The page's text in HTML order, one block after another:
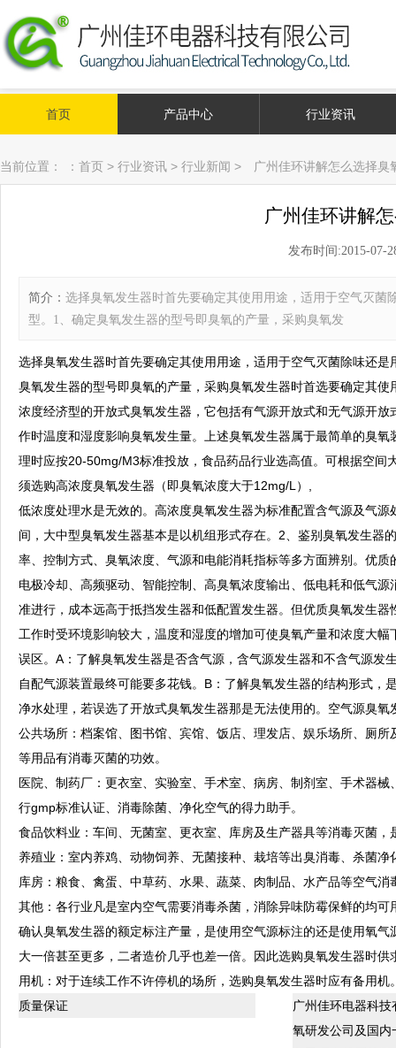
首页 产品中心 行业资讯
当前位置： ： 首页 > 行业资讯 > 行业新闻 > 广州佳环讲解怎么选择臭
广州佳环讲解
发布时间:2015-07-
简介： 选择臭氧发生器时首先要确定其使用用途，适用于空气灭
型。1、确定臭氧发生器的型号即臭氧的产量，采购臭氧发
选择臭氧发生器时首先要确定其使用用途，适用于空气灭菌除味还
臭氧发生器的型号即臭氧的产量，采购臭氧发生器时首选要确定其
浓度经济型的开放式臭氧发生器，它包括有气源开放式和无气源开
作时温度和湿度影响臭氧发生量。上述臭氧发生器属于最简单的臭
理时应按20-50mg/M3标准投放，食品药品行业选高值。可根据空
须选购高浓度臭氧发生器（即臭氧浓度大于12mg/L）,
低浓度处理水是无效的。高浓度臭氧发生器为标准配置含气源及气
间，大中型臭氧发生器基本是以机组形式存在。2、鉴别臭氧发生器
率、控制方式、臭氧浓度、气源和电能消耗指标等多方面辨别。优
电极冷却、高频驱动、智能控制、高臭氧浓度输出、低电耗和低气
准进行，成本远高于抵挡发生器和低配置发生器。但优质臭氧发生
工作时受环境影响较大，温度和湿度的增加可使臭氧产量和浓度大
误区。A：了解臭氧发生器是否含气源，含气源发生器和不含气源
自配气源装置最终可能要多花钱。B：了解臭氧发生器的结构形式
净水处理，若误选了开放式臭氧发生器那是无法使用的。空气源臭氧
公共场所：档案馆、图书馆、宾馆、饭店、理发店、娱乐场所、厕
等用品有消毒灭菌的功效。
医院、制药厂：更衣室、实验室、手术室、病房、制剂室、手术器
行gmp标准认证、消毒除菌、净化空气的得力助手。
食品饮料业：车间、无菌室、更衣室、库房及生产器具等消毒灭菌
养殖业：室内养鸡、动物饲养、无菌接种、栽培等出臭消毒、杀菌净
库房：粮食、禽蛋、中草药、水果、蔬菜、肉制品、水产品等空气消
其他：各行业凡是室内空气需要消毒杀菌，消除异味防霉保鲜的均可
确认臭氧发生器的额定标注产量，是使用空气源标注的还是使用氧
大一倍甚至更多，二者造价几乎也差一倍。因此选购臭氧发生器时
用机：对于连续工作不许停机的场所，选购臭氧发生器时应有备用
质量保证
广州佳环电器科
氧研发公司及国内